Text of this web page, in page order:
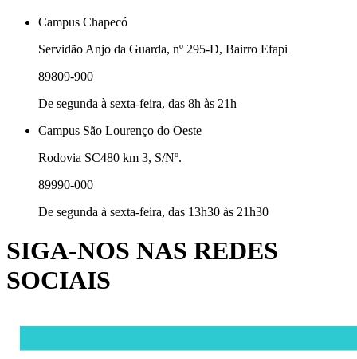
Campus Chapecó
Servidão Anjo da Guarda, nº 295-D, Bairro Efapi
89809-900
De segunda à sexta-feira, das 8h às 21h
Campus São Lourenço do Oeste
Rodovia SC480 km 3, S/Nº.
89990-000
De segunda à sexta-feira, das 13h30 às 21h30
SIGA-NOS NAS REDES
SOCIAIS